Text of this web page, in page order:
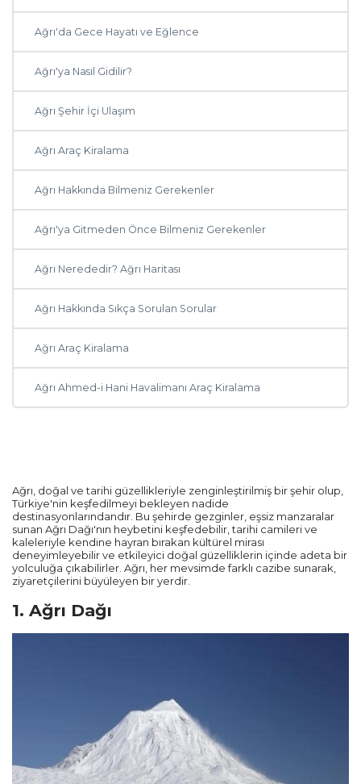
Ağrı'da Gece Hayatı ve Eğlence
Ağrı'ya Nasıl Gidilir?
Ağrı Şehir İçi Ulaşım
Ağrı Araç Kiralama
Ağrı Hakkında Bilmeniz Gerekenler
Ağrı'ya Gitmeden Önce Bilmeniz Gerekenler
Ağrı Nerededir? Ağrı Haritası
Ağrı Hakkında Sıkça Sorulan Sorular
Ağrı Araç Kiralama
Ağrı Ahmed-i Hani Havalimanı Araç Kiralama
Ağrı, doğal ve tarihi güzellikleriyle zenginleştirilmiş bir şehir olup,
Türkiye'nin keşfedilmeyi bekleyen nadide
destinasyonlarındandır. Bu şehirde gezginler, eşsiz manzaralar
sunan Ağrı Dağı'nın heybetini keşfedebilir, tarihi camileri ve
kaleleriyle kendine hayran bırakan kültürel mirası
deneyimleyebilir ve etkileyici doğal güzelliklerin içinde adeta bir
yolculuğa çıkabilirler. Ağrı, her mevsimde farklı cazibe sunarak,
ziyaretçilerini büyüleyen bir yerdir.
1. Ağrı Dağı